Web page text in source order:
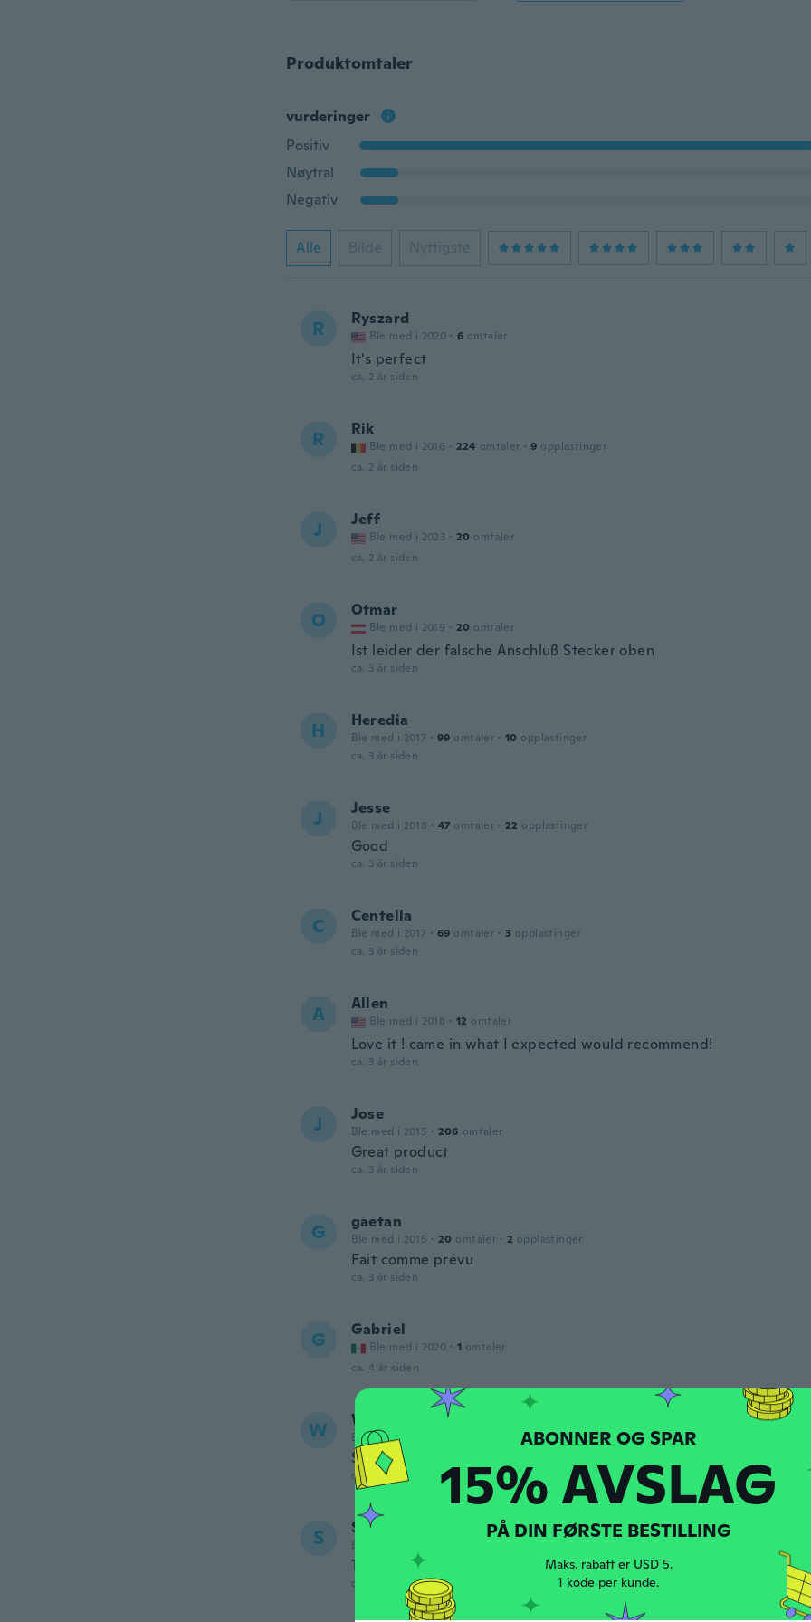
Produktomtaler
vurderinger
Positiv
Nøytral
Negativ
Alle Bilde Nyttigste
R Ryszard
Ble med i 2020 · 6 omtaler
It's perfect
ca. 2 år siden
R Rik
Ble med i 2016 · 224 omtaler · 9 opplastinger
ca. 2 år siden
J Jeff
Ble med i 2023 · 20 omtaler
ca. 2 år siden
O Otmar
Ble med i 2019 · 20 omtaler
Ist leider der falsche Anschluß Stecker oben
ca. 3 år siden
H Heredia
Ble med i 2017 · 99 omtaler · 10 opplastinger
ca. 3 år siden
J Jesse
Ble med i 2018 · 47 omtaler · 22 opplastinger
Good
ca. 3 år siden
C Centella
Ble med i 2017 · 69 omtaler · 3 opplastinger
ca. 3 år siden
A Allen
Ble med i 2018 · 12 omtaler
Love it ! came in what I expected would recommend!
ca. 3 år siden
J Jose
Ble med i 2015 · 206 omtaler
Great product
ca. 3 år siden
G gaetan
Ble med i 2015 · 20 omtaler · 2 opplastinger
Fait comme prévu
ca. 3 år siden
G Gabriel
Ble med i 2020 · 1 omtaler
ca. 4 år siden
W Wilfredo
Ble med i 2018 18 opplastinger
Se vé muy bien, gracias
ca. 4 år siden
S Steve
Ble med i 2016
There was a right size and I like it
ca. 4 år siden
15% AVSLAG
PÅ DIN FØRSTE BESTILLING
Maks. rabatt er USD 5.
1 kode per kunde.